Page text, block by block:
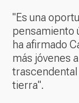
"Es una
pensamiento
ha afirmado
más jóvenes
trascendental
tierra".